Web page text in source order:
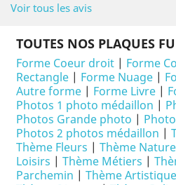
Voir tous les avis
TOUTES NOS PLAQUES
Forme Coeur droit | Forme
Rectangle | Forme Nuage |
Autre forme | Forme Livre |
Photos 1 photo médaillon |
Photos Grande photo |
Photos 2 photos médaillon |
Thème Fleurs | Thème Nature
Loisirs | Thème Métiers |
Parchemin | Thème Artistique